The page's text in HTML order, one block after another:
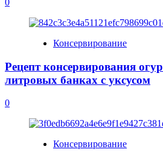
0
Консервирование
Рецепт консервирования
литровых банках с уксусом
0
Консервирование